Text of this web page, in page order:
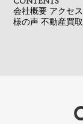
会社概要 アクセス
様の声 不動産買取